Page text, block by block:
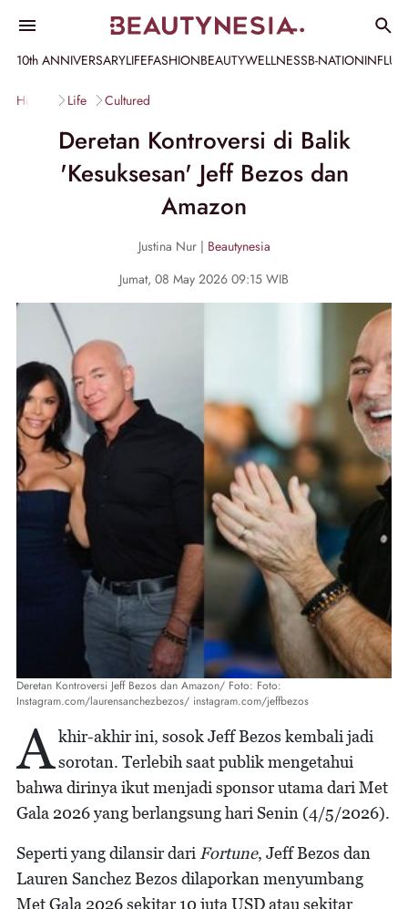
10th ANNIVERSARYLIFEFASHIONBEAUTYWELLNESSB-NATION
Home Life Cultured
Deretan Kontroversi di Balik
'Kesuksesan' Jeff Bezos dan
Amazon
Justina Nur | Beautynesia
Jumat, 08 May 2026 09:15 WIB
Deretan Kontroversi Jeff Bezos dan Amazon/ Foto: Foto:
Instagram.com/laurensanchezbezos/ instagram.com/jeffbezos
Akhir-akhir ini, sosok Jeff Bezos kembali jadi
sorotan. Terlebih saat publik mengetahui
bahwa dirinya ikut menjadi sponsor utama dari Met
Gala 2026 yang berlangsung hari Senin (4/5/2026).
Seperti yang dilansir dari Fortune, Jeff Bezos dan
Lauren Sanchez Bezos dilaporkan menyumbang
Met Gala 2026 sekitar 10 juta USD atau sekitar